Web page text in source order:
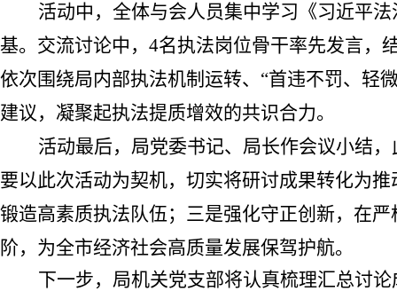
活动中， 全体与会人员集中学习《习近平
基。交流讨论中， 4名执法岗位骨干率先发言，
依次围绕局内部执法机制运转、 “首违不罚、轻
建议，凝聚起执法提质增效的共识合力。
活动最后，局党委书记、局长作会议小结
要以此次活动为契机，切实将研讨成果转化为
锻造高素质执法队伍；三是强化守正创新，在
阶，为全市经济社会高质量发展保驾护航。
下一步，局机关党支部将认真梳理汇总讨